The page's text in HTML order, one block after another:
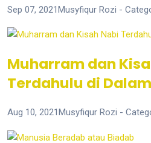
Sep 07, 2021Musyfiqur Rozi -
Muharram dan
Terdahulu di
Aug 10, 2021Musyfiqur Rozi -